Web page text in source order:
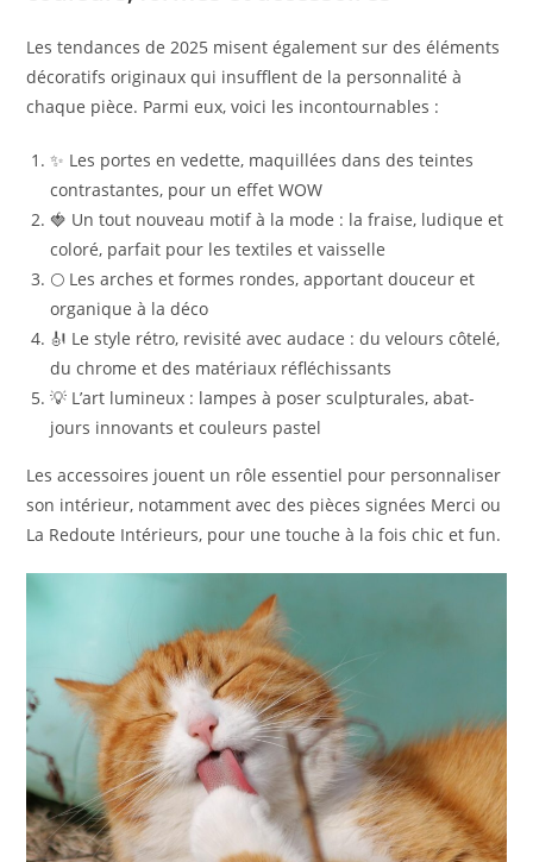
Les tendances de 2025 misent également sur des éléments
décoratifs originaux qui insufflent de la personnalité à
chaque pièce. Parmi eux, voici les incontournables :
✨ Les portes en vedette, maquillées dans des teintes
contrastantes, pour un effet WOW
🍓 Un tout nouveau motif à la mode : la fraise, ludique et
coloré, parfait pour les textiles et vaisselle
🌕 Les arches et formes rondes, apportant douceur et
organique à la déco
🎻 Le style rétro, revisité avec audace : du velours côtelé,
du chrome et des matériaux réfléchissants
💡 L’art lumineux : lampes à poser sculpturales, abat-
jours innovants et couleurs pastel
Les accessoires jouent un rôle essentiel pour personnaliser
son intérieur, notamment avec des pièces signées Merci ou
La Redoute Intérieurs, pour une touche à la fois chic et fun.